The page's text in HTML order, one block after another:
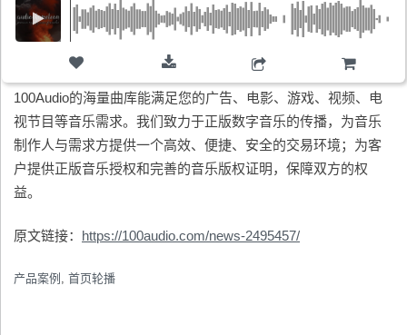
100Audio的海量曲库能满足您的广告、电影、游戏、视频、电
视节目等音乐需求。我们致力于正版数字音乐的传播，为音乐
制作人与需求方提供一个高效、便捷、安全的交易环境；为客
户提供正版音乐授权和完善的音乐版权证明，保障双方的权
益。
原文链接： https://100audio.com/news-2495457/
产品案例 首页轮播